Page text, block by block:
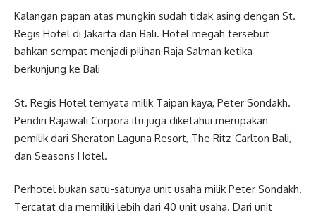
Kalangan papan atas mungkin sudah tidak asing dengan St.
Regis Hotel di Jakarta dan Bali. Hotel megah tersebut
bahkan sempat menjadi pilihan Raja Salman ketika
berkunjung ke Bali
St. Regis Hotel ternyata milik Taipan kaya, Peter Sondakh.
Pendiri Rajawali Corpora itu juga diketahui merupakan
pemilik dari Sheraton Laguna Resort, The Ritz-Carlton Bali,
dan Seasons Hotel.
Perhotel bukan satu-satunya unit usaha milik Peter Sondakh.
Tercatat dia memiliki lebih dari 40 unit usaha. Dari unit